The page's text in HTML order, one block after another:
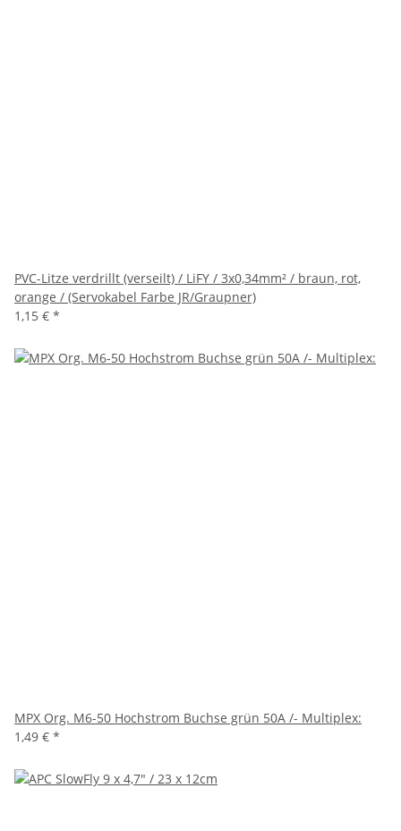
PVC-Litze verdrillt (verseilt) / LiFY / 3x0,34mm² / braun, rot,
orange / (Servokabel Farbe JR/Graupner)
1,15 € *
MPX Org. M6-50 Hochstrom Buchse grün 50A /- Multiplex:
1,49 € *